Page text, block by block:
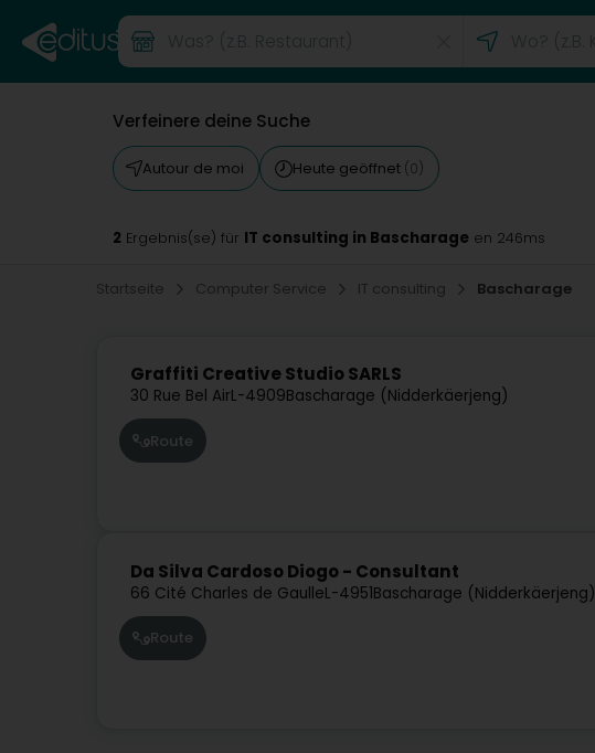
Verfeinere deine Suche
Autour de moi Heute geöffnet (0)
2 Ergebnis(se) für IT consulting in Bascharage en 246ms
Startseite Computer Service IT consulting Bascharage
Graffiti Creative Studio SARLS
30 Rue Bel AirL-4909Bascharage (Nidderkäerjeng)
Route
Da Silva Cardoso Diogo - Consultant
66 Cité Charles de GaulleL-4951Bascharage (Nidderkäerjeng)
Route